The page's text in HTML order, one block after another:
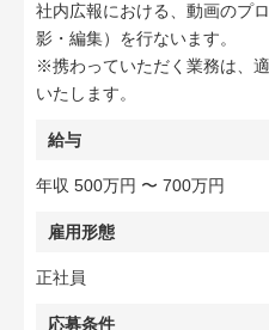
社内広報における、動画のプ
影・編集）を行ないます。
※携わっていただく業務は、
いたします。
給与
年収 500万円 〜 700万円
雇用形態
正社員
応募条件